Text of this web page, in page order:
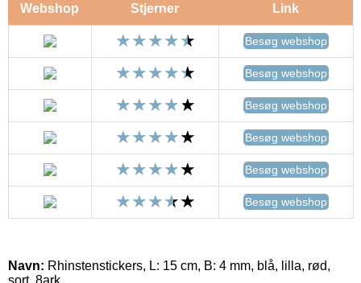
Webshop Stjerner Link
Besøg webshop
Besøg webshop
Besøg webshop
Besøg webshop
Besøg webshop
Besøg webshop
Navn: Rhinstenstickers, L: 15 cm, B: 4 mm, blå, lilla, rød,
sort, 8ark